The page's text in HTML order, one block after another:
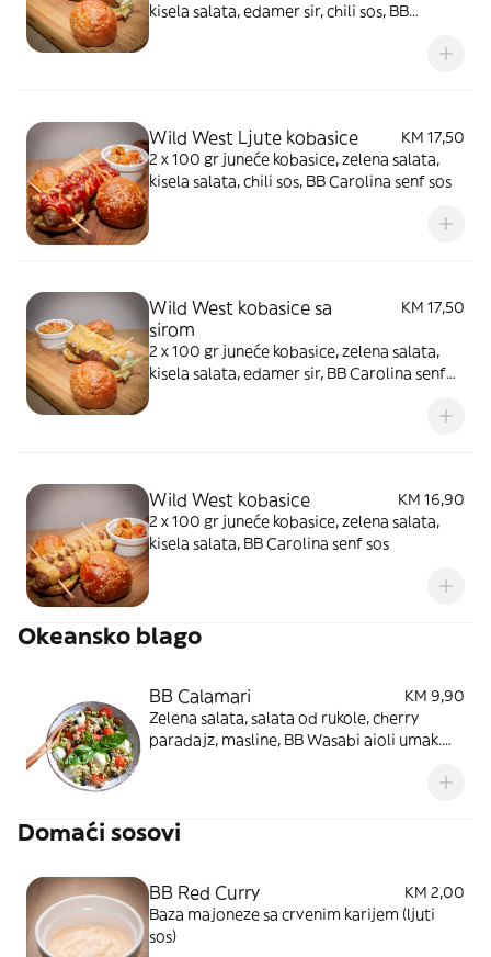
kisela salata, edamer sir, chili sos, BB
Wild West Ljute kobasice
KM 17,50
2 x 100 gr juneće kobasice, zelena salata,
kisela salata, chili sos, BB Carolina senf sos
Wild West kobasice sa
sirom
KM 17,50
2 x 100 gr juneće kobasice, zelena salata,
kisela salata, edamer sir, BB Carolina senf
Wild West kobasice
KM 16,90
2 x 100 gr juneće kobasice, zelena salata,
kisela salata, BB Carolina senf sos
Okeansko blago
BB Calamari
KM 9,90
Zelena salata, salata od rukole, cherry
paradajz, masline, BB Wasabi aioli umak.
Domaći sosovi
BB Red Curry
KM 2,00
Baza majoneze sa crvenim karijem (ljuti
sos)